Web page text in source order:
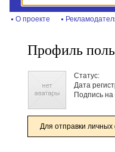
О проекте
Профиль
Статус:
Дата
Подпись
Для отправки